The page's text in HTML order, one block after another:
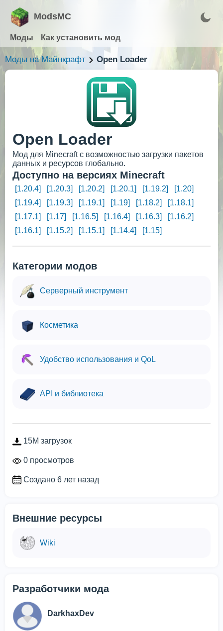
ModsMC
Моды Как установить мод
Моды на Майнкрафт Open Loader
Open Loader
Мод для Minecraft с возможностью загрузки пакетов
данных и ресурсов глобально.
Доступно на версиях Minecraft
[1.20.4] [1.20.3] [1.20.2] [1.20.1] [1.19.2]
[1.20]
[1.19.4]
[1.19.3] [1.19.1] [1.19] [1.18.2]
[1.18.1]
[1.17.1]
[1.17] [1.16.5] [1.16.4] [1.16.3]
[1.16.2]
[1.16.1]
[1.15.2] [1.15.1] [1.14.4] [1.15]
Категории модов
Серверный инструмент
Косметика
Удобство использования и QoL
API и библиотека
15M загрузок
0 просмотров
Создано 6 лет назад
Внешние ресурсы
Wiki
Разработчики мода
DarkhaxDev